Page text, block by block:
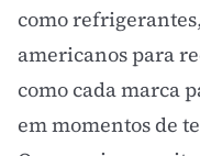
como
americanos para
como cada marca
em momentos de